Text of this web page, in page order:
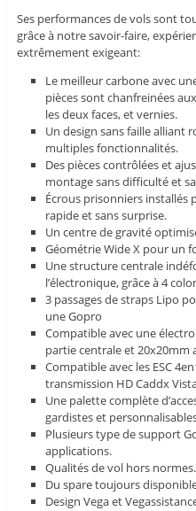
Ses performances de vols sont
grâce à notre savoir-faire,
extrêmement exigeant:
Le meilleur carbone avec
pièces sont chanfreinées
les deux faces, et vernies.
Un design sans faille alliant
multiples fonctionnalités.
Des pièces contrôlées et
montage sans difficulté et
Écrous prisonniers
rapide et sans surprise.
Un centre de gravité
Géométrie Wide X pour un
Une structure centrale
l’électronique, grâce à 4
3 passages de straps Lipo
une Gopro
Compatible avec une
partie centrale et 20x20mm
Compatible avec les ESC
transmission HD Caddx
Une palette complète
gardistes et
Plusieurs type de support
applications.
Qualités de vol hors normes.
Du spare toujours
Design Vega et